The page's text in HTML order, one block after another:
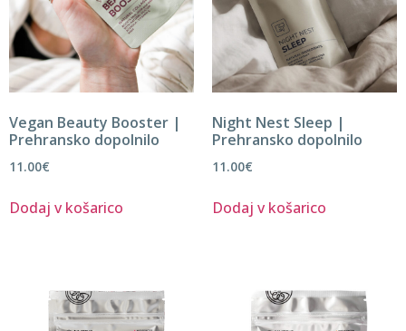
Vegan Beauty Booster |
Prehransko dopolnilo
11.00€
Dodaj v košarico
Night Nest Sleep |
Prehransko dopolnilo
11.00€
Dodaj v košarico